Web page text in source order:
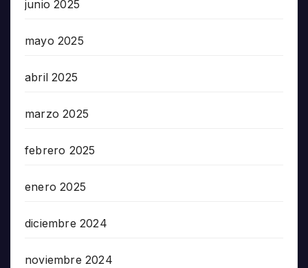
junio 2025
mayo 2025
abril 2025
marzo 2025
febrero 2025
enero 2025
diciembre 2024
noviembre 2024